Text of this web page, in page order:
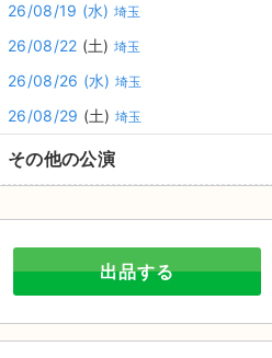
26/08/19 (水) 埼玉
26/08/22 (土) 埼玉
26/08/26 (水) 埼玉
26/08/29 (土) 埼玉
その他の公演
出品する